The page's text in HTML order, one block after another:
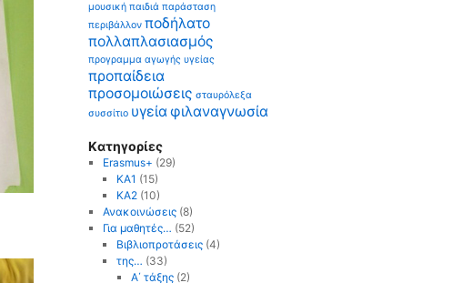
μουσική παιδιά παράσταση
περιβάλλον ποδήλατο
πολλαπλασιασμός
προγραμμα αγωγής υγείας
προπαίδεια
προσομοιώσεις σταυρόλεξα
συσσίτιο υγείαφιλαναγνωσία
Kατηγορίες
Erasmus+ (29)
KA1 (15)
KA2 (10)
Ανακοινώσεις(8)
Για μαθητές… (52)
Βιβλιοπροτάσεις (4)
της… (33)
Α΄ τάξης(2)